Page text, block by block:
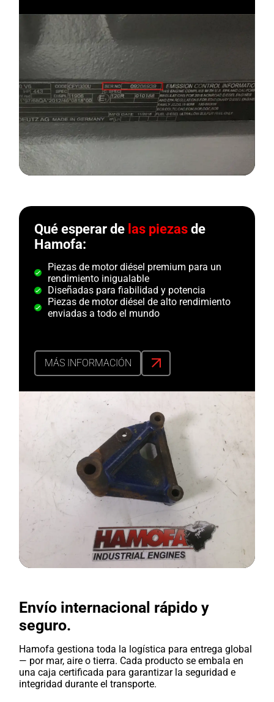
Qué esperar de las piezasde
Hamofa:
Piezas de motor diésel premium para un
rendimiento inigualable
Diseñadas para fiabilidad y potencia
Piezas de motor diésel de alto rendimiento
enviadas a todo el mundo
MÁS INFORMACIÓN
Envío internacional rápido y
seguro.
Hamofa gestiona toda la logística para entrega global
— por mar, aire o tierra. Cada producto se embala en
una caja certificada para garantizar la seguridad e
integridad durante el transporte.